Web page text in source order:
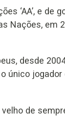
‘AA’, e de
Nações, em
desde
único
de